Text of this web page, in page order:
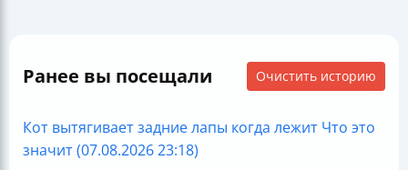
Ранее вы посещали Очистить историю
Кот вытягивает задние лапы когда лежит Что это
значит (07.08.2026 23:18)